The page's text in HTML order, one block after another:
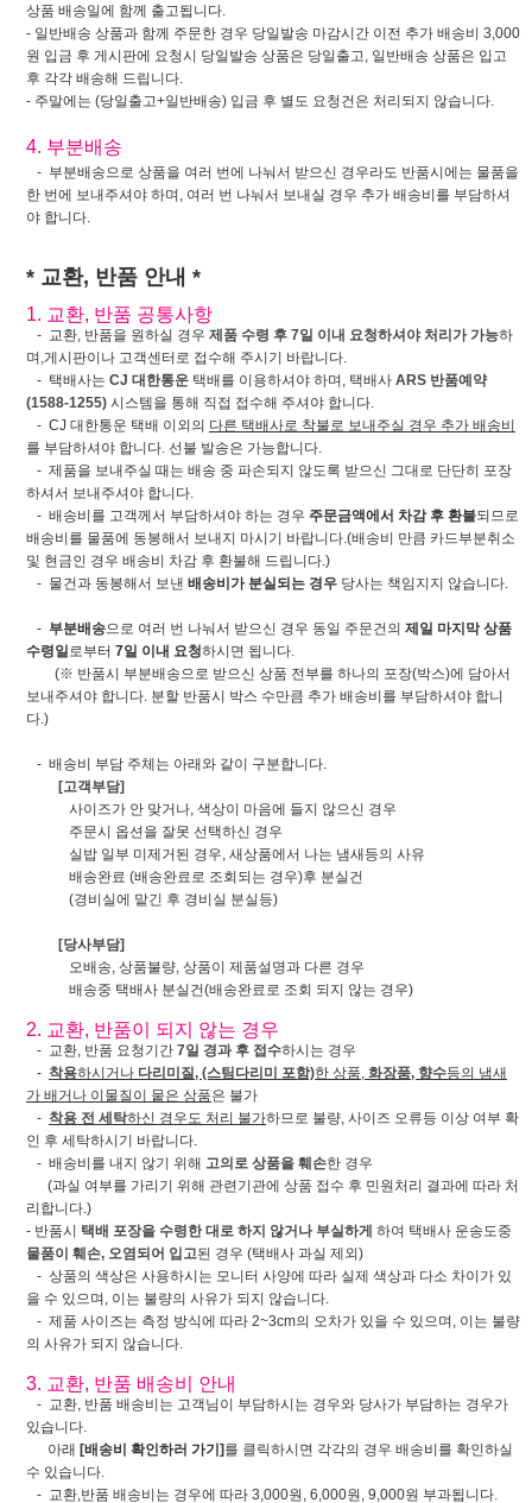
상품 배송일에 함께 출고됩니다.
- 일반배송 상품과 함께 주문한 경우 당일발송 마감시간 이전 추가 배송비 3,000
원 입금 후 게시판에 요청시 당일발송 상품은 당일출고, 일반배송 상품은 입고
후 각각 배송해 드립니다.
- 주말에는 (당일출고+일반배송) 입금 후 별도 요청건은 처리되지 않습니다.
4. 부분배송
- 부분배송으로 상품을 여러 번에 나눠서 받으신 경우라도 반품시에는 물품을
한 번에 보내주셔야 하며, 여러 번 나눠서 보내실 경우 추가 배송비를 부담하셔
야 합니다.
* 교환, 반품 안내 *
1. 교환, 반품 공통사항
- 교환, 반품을 원하실 경우 제품 수령 후 7일 이내 요청하셔야 처리가 가능하
며,게시판이나 고객센터로 접수해 주시기 바랍니다.
- 택배사는 CJ 대한통운 택배를 이용하셔야 하며, 택배사 ARS 반품예약
(1588-1255) 시스템을 통해 직접 접수해 주셔야 합니다.
- CJ 대한통운 택배 이외의 다른 택배사로 착불로 보내주실 경우 추가 배송비
를 부담하셔야 합니다. 선불 발송은 가능합니다.
- 제품을 보내주실 때는 배송 중 파손되지 않도록 받으신 그대로 단단히 포장
하셔서 보내주셔야 합니다.
- 배송비를 고객께서 부담하셔야 하는 경우 주문금액에서 차감 후 환불되므로
배송비를 물품에 동봉해서 보내지 마시기 바랍니다.(배송비 만큼 카드부분취소
및 현금인 경우 배송비 차감 후 환불해 드립니다.)
- 물건과 동봉해서 보낸 배송비가 분실되는 경우 당사는 책임지지 않습니다.
- 부분배송으로 여러 번 나눠서 받으신 경우 동일 주문건의 제일 마지막 상품
수령일로부터 7일 이내 요청하시면 됩니다.
(※ 반품시 부분배송으로 받으신 상품 전부를 하나의 포장(박스)에 담아서
보내주셔야 합니다. 분할 반품시 박스 수만큼 추가 배송비를 부담하셔야 합니
다.)
- 배송비 부담 주체는 아래와 같이 구분합니다.
[고객부담]
사이즈가 안 맞거나, 색상이 마음에 들지 않으신 경우
주문시 옵션을 잘못 선택하신 경우
실밥 일부 미제거된 경우, 새상품에서 나는 냄새등의 사유
배송완료 (배송완료로 조회되는 경우)후 분실건
(경비실에 맡긴 후 경비실 분실등)
[당사부담]
오배송, 상품불량, 상품이 제품설명과 다른 경우
배송중 택배사 분실건(배송완료로 조회 되지 않는 경우)
2. 교환, 반품이 되지 않는 경우
- 교환, 반품 요청기간 7일 경과 후 접수하시는 경우
- 착용하시거나 다리미질, (스팀다리미 포함)한 상품, 화장품, 향수등의 냄새
가 배거나 이물질이 뭍은 상품은 불가
- 착용 전 세탁하신 경우도 처리 불가하므로 불량, 사이즈 오류등 이상 여부 확
인 후 세탁하시기 바랍니다.
- 배송비를 내지 않기 위해 고의로 상품을 훼손한 경우
(과실 여부를 가리기 위해 관련기관에 상품 접수 후 민원처리 결과에 따라 처
리합니다.)
- 반품시 택배 포장을 수령한 대로 하지 않거나 부실하게 하여 택배사 운송도중
물품이 훼손, 오염되어 입고된 경우 (택배사 과실 제외)
- 상품의 색상은 사용하시는 모니터 사양에 따라 실제 색상과 다소 차이가 있
을 수 있으며, 이는 불량의 사유가 되지 않습니다.
- 제품 사이즈는 측정 방식에 따라 2~3cm의 오차가 있을 수 있으며, 이는 불량
의 사유가 되지 않습니다.
3. 교환, 반품 배송비 안내
- 교환, 반품 배송비는 고객님이 부담하시는 경우와 당사가 부담하는 경우가
있습니다.
아래 [배송비 확인하러 가기] 를 클릭하시면 각각의 경우 배송비를 확인하실
수 있습니다.
- 교환,반품 배송비는 경우에 따라 3,000원, 6,000원, 9,000원 부과됩니다.